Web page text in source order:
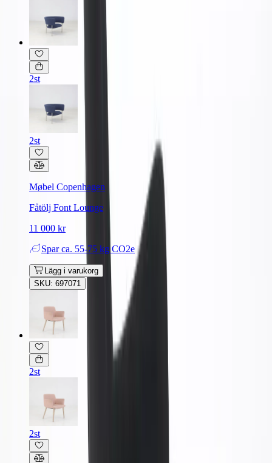
2st
2st
Møbel Copenhagen
Fåtölj Font Lounge
11 000 kr
Spar ca. 55-75 kg CO2e
Lägg i varukorg
SKU: 697071
2st
2st